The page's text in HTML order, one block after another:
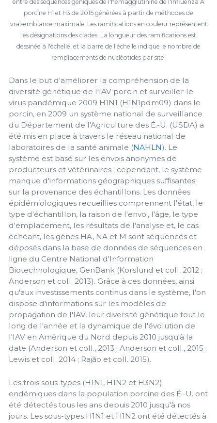
entre des séquences géniques de l'hémagglutinine de l'influenza A
porcine H1 et H3 de 2015 générées à partir de méthodes de
vraisemblance maximale. Les ramifications en couleur représentent
les désignations des clades. La longueur des ramifications est
dessinée à l'échelle, et la barre de l'échelle indique le nombre de
remplacements de nucléotides par site.
Dans le but d'améliorer la compréhension de la
diversité génétique de l'IAV porcin et surveiller le
virus pandémique 2009 H1N1 (H1N1pdm09) dans le
porcin, en 2009 un système national de surveillance
du Département de l'Agriculture des É.-U. (USDA) a
été mis en place à travers le réseau national de
laboratoires de la santé animale (NAHLN). Le
système est basé sur les envois anonymes de
producteurs et vétérinaires ; cependant, le système
manque d'informations géographiques suffisantes
sur la provenance des échantillons. Les données
épidémiologiques recueillies comprennent l'état, le
type d'échantillon, la raison de l'envoi, l'âge, le type
d'emplacement, les résultats de l'analyse et, le cas
échéant, les gènes HA, NA et M sont séquencés et
déposés dans la base de données de séquences en
ligne du Centre National d'Information
Biotechnologique, GenBank (Korslund et coll. 2012 ;
Anderson et coll. 2013). Grâce à ces données, ainsi
qu'aux investissements continus dans le système, l'on
dispose d'informations sur les modèles de
propagation de l'IAV, leur diversité génétique tout le
long de l'année et la dynamique de l'évolution de
l'IAV en Amérique du Nord depuis 2010 jusqu'à la
date (Anderson et coll., 2013 ; Anderson et coll., 2015 ;
Lewis et coll. 2014 ; Rajão et coll. 2015).
Les trois sous-types (H1N1, H1N2 et H3N2)
endémiques dans la population porcine des É.-U. ont
été détectés tous les ans depuis 2010 jusqu'à nos
jours. Les sous-types H1N1 et H1N2 ont été détectés à